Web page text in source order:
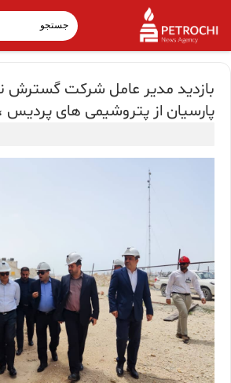
بازدید مدیر عامل شرکت گسترش
پارسیان از پتروشیمی های پردیس